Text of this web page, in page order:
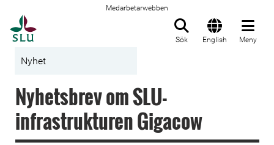
Medarbetarwebben
Sök English Meny
Nyhet
Nyhetsbrev om SLU-
infrastrukturen Gigacow